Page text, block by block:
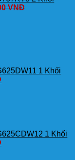
VNĐ
1 Khối
1 Khối